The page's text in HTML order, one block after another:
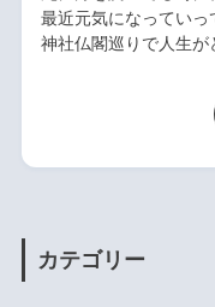
最近元気になっていっ
神社仏閣巡りで人生が
カテゴリー